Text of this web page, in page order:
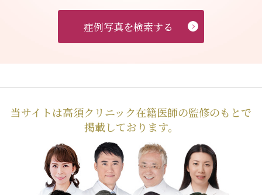
症例写真を検索する
当サイトは高須クリニック在籍医師の監修のもとで
掲載しております。